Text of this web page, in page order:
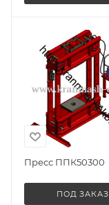
Пресс ППК50300
ПОД ЗАКАЗ